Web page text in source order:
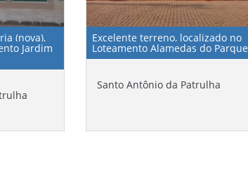
(nova),
Jardim
Excelente terreno, localizado no
Loteamento Alamedas do Parque
Santo Antônio da Patrulha